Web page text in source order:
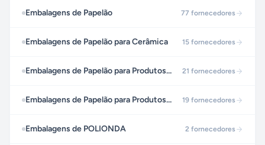
Embalagens de Papelão 77 fornecedores
Embalagens de Papelão para Cerâmica 15 fornecedores
Embalagens de Papelão para Produtos Congelados 21 fornecedores
Embalagens de Papelão para Produtos Resfriados 19 fornecedores
Embalagens de POLIONDA 2 fornecedores